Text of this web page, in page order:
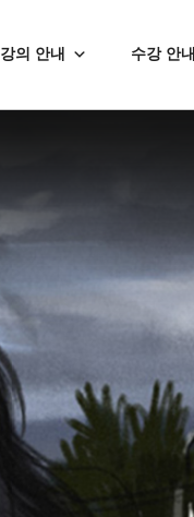
강의 안내 수강 안내